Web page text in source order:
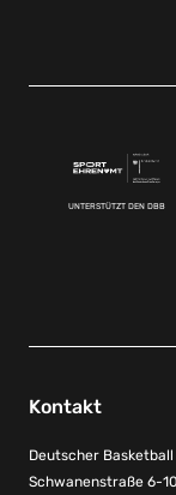
UNTERSTÜTZT DEN DBB
Kontakt
Deutscher Basketball
Schwanenstraße 6-10